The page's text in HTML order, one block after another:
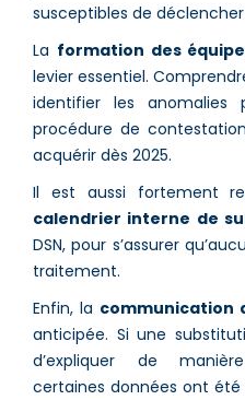
susceptibles de
La formation des
levier essentiel.
identifier les anomalies
procédure de
acquérir dès 2025.
Il est aussi fortement
calendrier interne de
DSN, pour s’assurer
traitement.
Enfin, la communication
anticipée. Si une
d’expliquer de
certaines données ont